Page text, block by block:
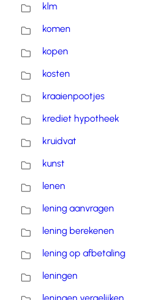
klm
komen
kopen
kosten
kraaienpootjes
krediet hypotheek
kruidvat
kunst
lenen
lening aanvragen
lening berekenen
lening op afbetaling
leningen